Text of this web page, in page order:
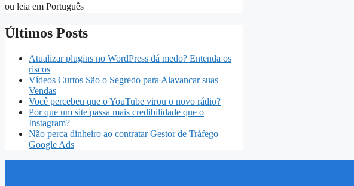
ou leia em Português
Últimos Posts
Atualizar plugins no WordPress dá medo? Entenda os
riscos
Vídeos Curtos São o Segredo para Alavancar suas
Vendas
Você percebeu que o YouTube virou o novo rádio?
Por que um site passa mais credibilidade que o
Instagram?
Não perca dinheiro ao contratar Gestor de Tráfego
Google Ads